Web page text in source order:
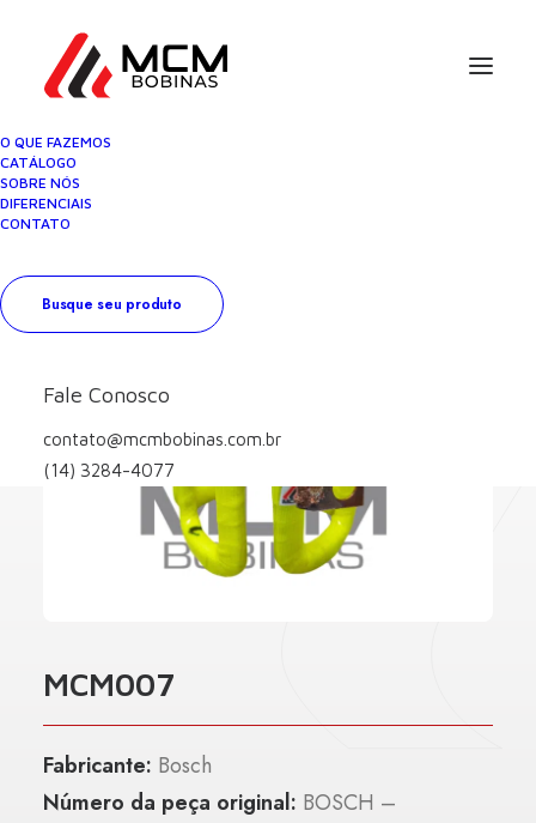
O QUE FAZEMOS
CATÁLOGO
SOBRE NÓS
DIFERENCIAIS
CONTATO
Busque seu produto
Fale Conosco
contato@mcmbobinas.com.br
(14) 3284-4077
MCM007
Fabricante: Bosch
Número da peça original: BOSCH –